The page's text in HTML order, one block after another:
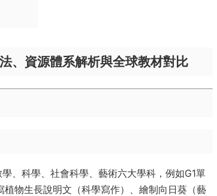
、資源體系解析與全球教材對比
、科學、社會科學、藝術六大學科，例如G1單
物生長說明文（科學寫作）、繪制向日葵（藝